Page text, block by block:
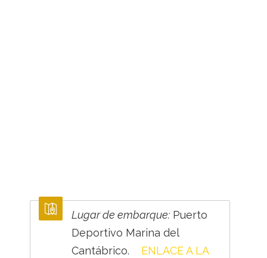
Lugar de embarque: Puerto
Deportivo Marina del
Cantábrico. ENLACE A LA